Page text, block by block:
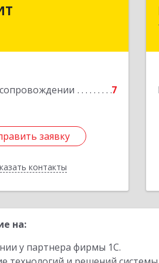
7
заявку
контакты
Подробнее
заявку
Назад
на:
у партнера фирмы 1С.